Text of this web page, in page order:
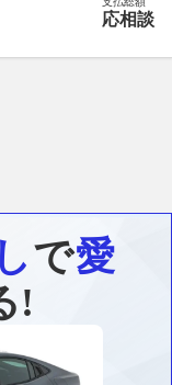
応相談
で愛
!